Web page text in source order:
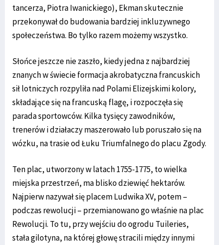
tancerza, Piotra Iwanickiego), Ekman skutecznie
przekonywał do budowania bardziej inkluzywnego
społeczeństwa. Bo tylko razem możemy wszystko.
Słońce jeszcze nie zaszło, kiedy jedna z najbardziej
znanych w świecie formacja akrobatyczna francuskich
sił lotniczych rozpyliła nad Polami Elizejskimi kolory,
składające się na francuską flagę, i rozpoczęła się
parada sportowców. Kilka tysięcy zawodników,
trenerów i działaczy maszerowało lub poruszało się na
wózku, na trasie od Łuku Triumfalnego do placu Zgody.
Ten plac, utworzony w latach 1755-1775, to wielka
miejska przestrzeń, ma blisko dziewięć hektarów.
Najpierw nazywał się placem Ludwika XV, potem –
podczas rewolucji – przemianowano go właśnie na plac
Rewolucji. To tu, przy wejściu do ogrodu Tuileries,
stała gilotyna, na której głowę stracili między innymi